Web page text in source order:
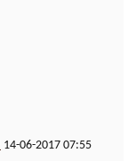
14-06-2017 07:55